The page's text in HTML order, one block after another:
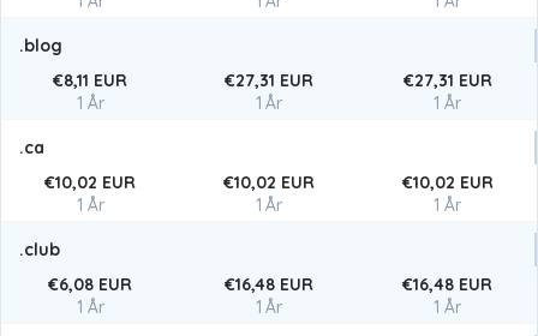
.blog
€8,11 EUR
1 År
€27,31 EUR
1 År
€27,31 EUR
1 År
.ca
€10,02 EUR
1 År
€10,02 EUR
1 År
€10,02 EUR
1 År
.club
€6,08 EUR
1 År
€16,48 EUR
1 År
€16,48 EUR
1 År